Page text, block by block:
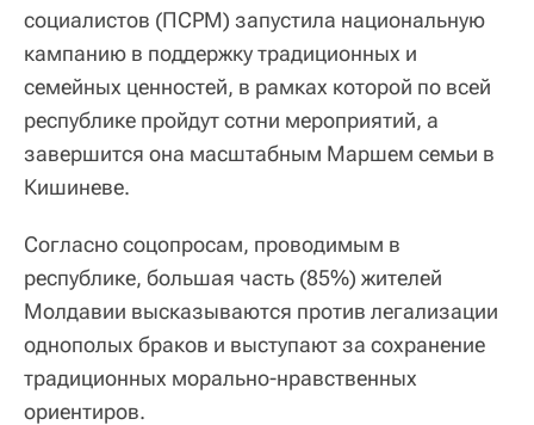
социалистов (ПСРМ) запустила национальную
кампанию в поддержку традиционных и
семейных ценностей, в рамках которой по всей
республике пройдут сотни мероприятий, а
завершится она масштабным Маршем семьи в
Кишиневе.
Согласно соцопросам, проводимым в
республике, большая часть (85%) жителей
Молдавии высказываются против легализации
однополых браков и выступают за сохранение
традиционных морально-нравственных
ориентиров.